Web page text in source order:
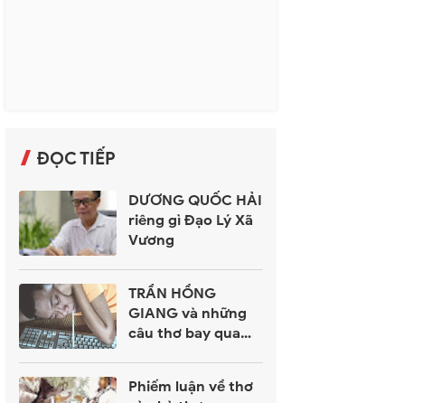
ĐỌC TIẾP
DƯƠNG QUỐC HẢI
riêng gì Đạo Lý Xã
Vương
TRẦN HỒNG
GIANG và những
câu thơ bay qua
Phiếm luận về thơ